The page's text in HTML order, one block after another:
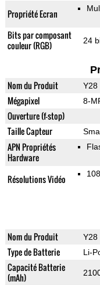
Propriété Ecran
Bits par composant
couleur (RGB)
24
Nom du Produit Y28
Mégapixel 8-
Ouverture (f-stop)
Taille Capteur
APN Propriétés
Hardware
Résolutions Vidéo
Nom du Produit Y28
Type de Batterie Li-
Capacité Batterie
(mAh)